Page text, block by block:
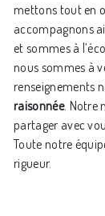
mettons tout en
accompagnons
et sommes à
nous sommes à
renseignements
raisonnée. Notre
partager avec
Toute notre
rigueur.